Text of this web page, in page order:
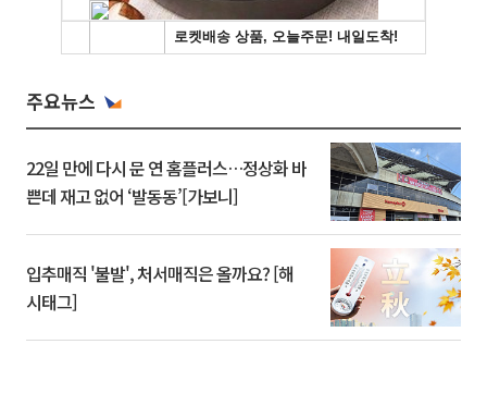
주요뉴스
22일 만에 다시 문 연 홈플러스…정상화 바
쁜데 재고 없어 ‘발동동’[가보니]
입추매직 '불발', 처서매직은 올까요? [해
시태그]